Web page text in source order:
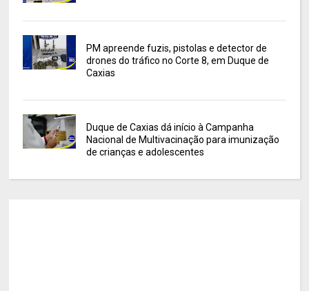
PM apreende fuzis, pistolas e detector de
drones do tráfico no Corte 8, em Duque de
Caxias
Duque de Caxias dá início à Campanha
Nacional de Multivacinação para imunização
de crianças e adolescentes